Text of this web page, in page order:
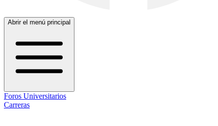
Abrir el menú principal
Foros Universitarios
Carreras